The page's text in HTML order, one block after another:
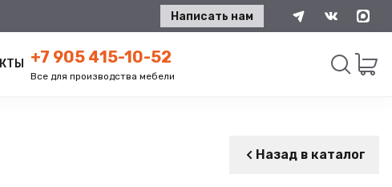
Написать нам
+7 905 415-10-52
Все для производства мебели
Назад в каталог